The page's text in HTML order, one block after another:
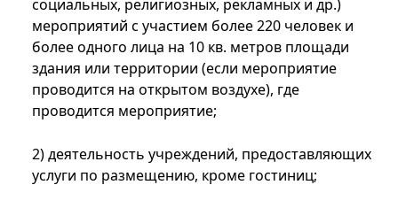
социальных, религиозных, рекламных и др.)
мероприятий с участием более 220 человек и
более одного лица на 10 кв. метров площади
здания или территории (если мероприятие
проводится на открытом воздухе), где
проводится мероприятие;
2) деятельность учреждений, предоставляющих
услуги по размещению, кроме гостиниц;